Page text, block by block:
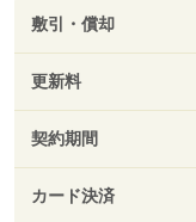
敷引・償却
更新料
契約期間
カード決済